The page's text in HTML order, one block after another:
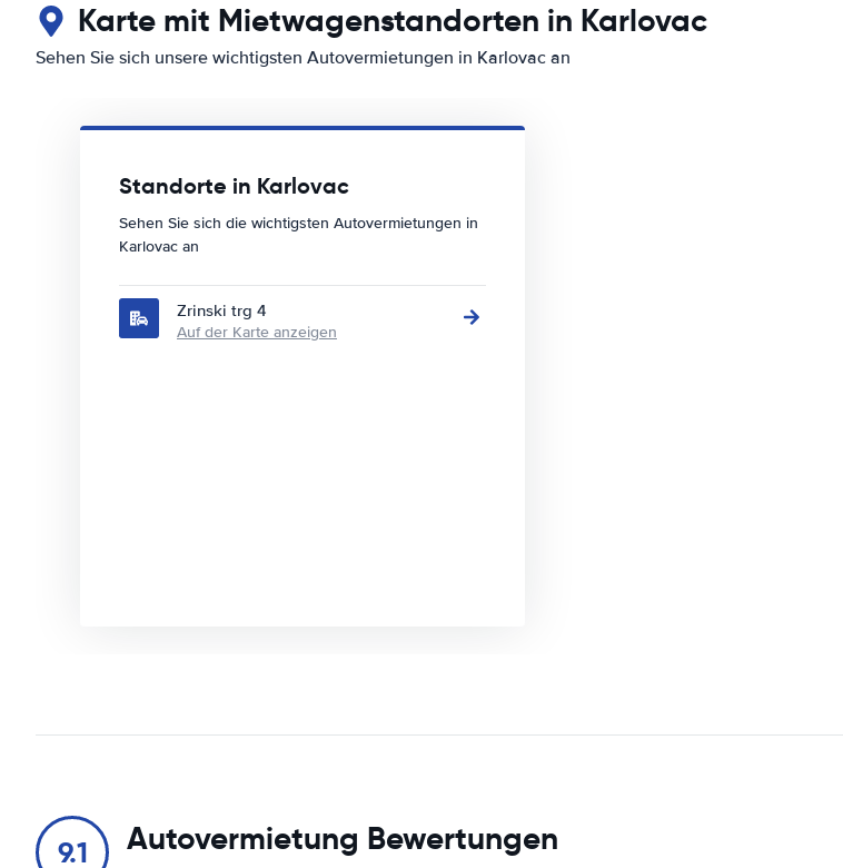
Karte mit Mietwagenstandorten in Karlovac
Sehen Sie sich unsere wichtigsten Autovermietungen in Karlovac an
Standorte in Karlovac
Sehen Sie sich die wichtigsten Autovermietungen in
Karlovac an
Zrinski trg 4
Auf der Karte anzeigen
9.1 Autovermietung Bewertungen